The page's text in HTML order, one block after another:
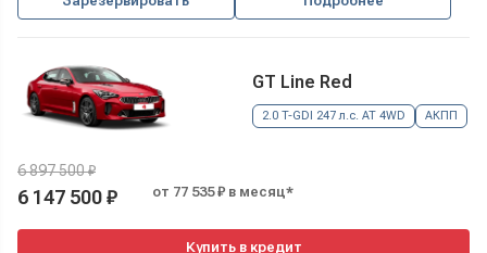
GT Line Red
2.0 T-GDI 247 л.с. AT 4WD АКПП
6 897 500 ₽
6 147 500 ₽ от 77 535 ₽ в месяц*
Купить в кредит